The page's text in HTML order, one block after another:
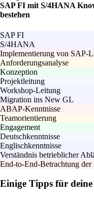
SAP FI mit S/4HANA
bestehen
SAP FI
S/4HANA
Implementierung von SAP-
Anforderungsanalyse
Konzeption
Projektleitung
Workshop-Leitung
Migration ins New GL
ABAP-Kenntnisse
Teamorientierung
Engagement
Deutschkenntnisse
Englischkenntnisse
Verständnis betrieblicher
End-to-End-Betrachtung der
Einige Tipps für